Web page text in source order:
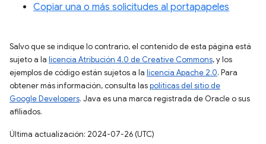
Copiar una o más solicitudes al portapapeles
Salvo que se indique lo contrario, el contenido de esta página está
sujeto a la licencia Atribución 4.0 de Creative Commons, y los
ejemplos de código están sujetos a la licencia Apache 2.0. Para
obtener más información, consulta laspolíticas del sitio de
Google Developers. Java es una marca registrada de Oracle o sus
afiliados.
Última actualización: 2024-07-26 (UTC)